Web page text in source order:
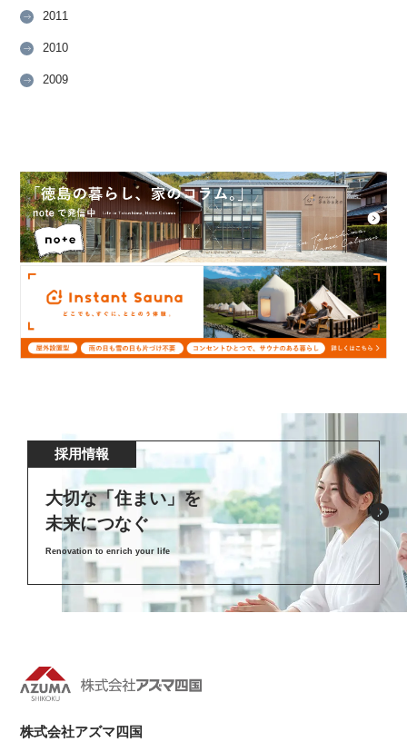
2011
2010
2009
採用情報
大切な「住まい」を
未来につなぐ
Renovation to enrich your life
株式会社アズマ四国